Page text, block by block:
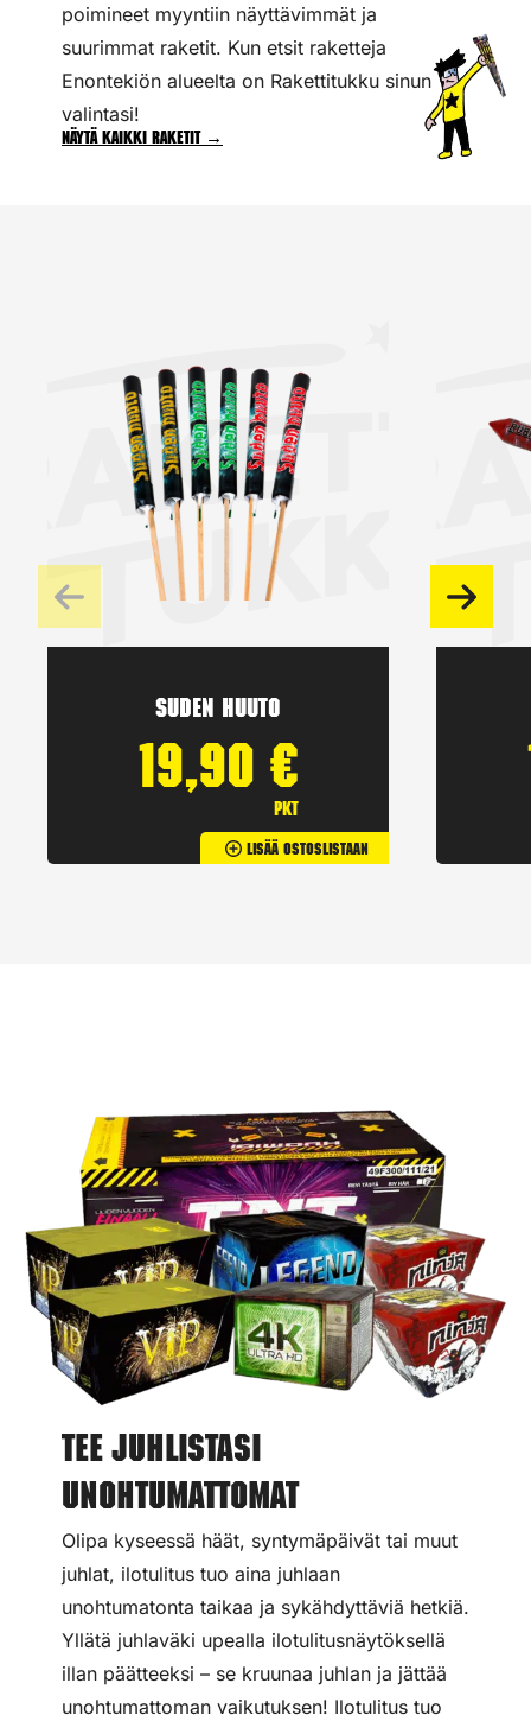
poimineet myyntiin näyttävimmät ja
suurimmat raketit. Kun etsit raketteja
Enontekiön alueelta on Rakettitukku sinun
valintasi!
Näytä kaikki raketit →
Suden huuto
19,90 €
pkt
Lisää Ostoslistaan
Tee juhlistasi
unohtumattomat
Olipa kyseessä häät, syntymäpäivät tai muut
juhlat, ilotulitus tuo aina juhlaan
unohtumatonta taikaa ja sykähdyttäviä hetkiä.
Yllätä juhlaväki upealla ilotulitusnäytöksellä
illan päätteeksi – se kruunaa juhlan ja jättää
unohtumattoman vaikutuksen! Ilotulitus tuo